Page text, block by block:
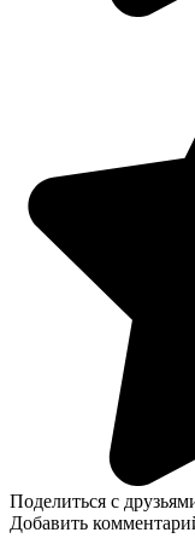
Поделиться с
Добавить